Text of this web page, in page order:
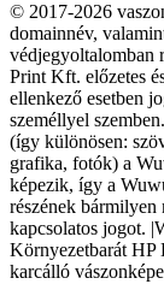
© 2017-2026
domainnév,
védjegyoltalomban
Print Kft. előzetes
ellenkező esetben
személlyel
(így különösen:
grafika, fotók) a
képezik, így a
részének bármilyen
kapcsolatos jogot.
Környezetbarát
karcálló